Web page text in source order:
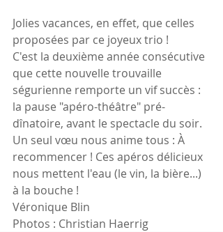
Jolies vacances, en effet, que celles
proposées par ce joyeux trio !
C'est la deuxième année consécutive
que cette nouvelle trouvaille
ségurienne remporte un vif succès :
la pause "apéro-théâtre" pré-
dînatoire, avant le spectacle du soir.
Un seul vœu nous anime tous : À
recommencer ! Ces apéros délicieux
nous mettent l'eau (le vin, la bière...)
à la bouche !
Véronique Blin
Photos : Christian Haerrig